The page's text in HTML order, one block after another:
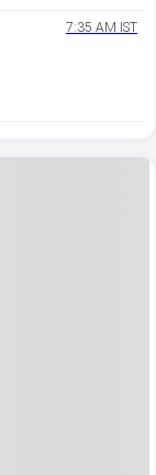
7:35 AM IST